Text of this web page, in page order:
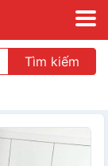
Tìm kiếm